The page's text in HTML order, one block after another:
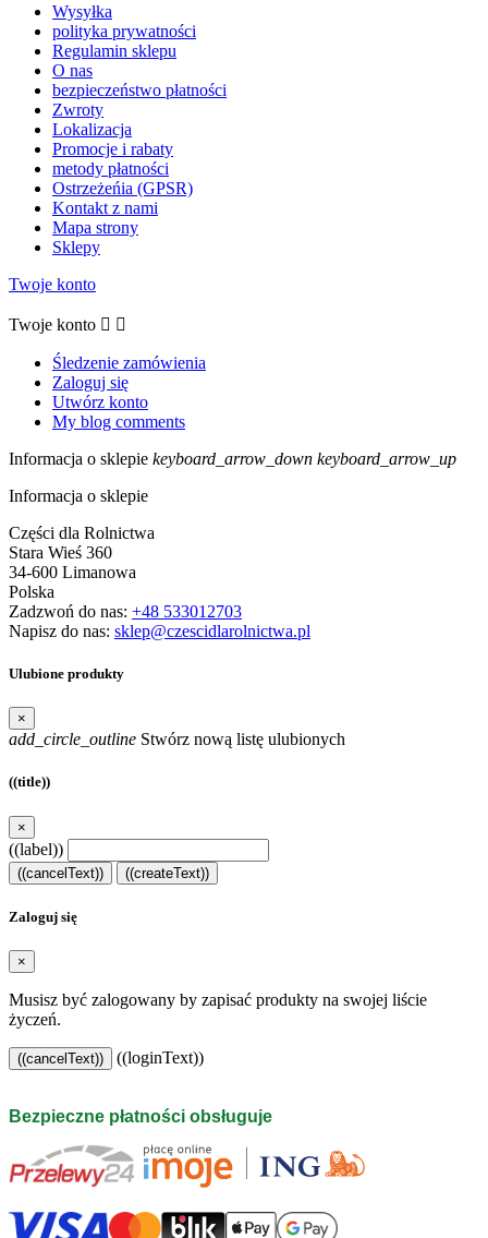
Wysyłka
polityka prywatności
Regulamin sklepu
O nas
bezpieczeństwo płatności
Zwroty
Lokalizacja
Promocje i rabaty
metody płatności
Ostrzeżeńia (GPSR)
Kontakt z nami
Mapa strony
Sklepy
Twoje konto
Twoje konto  
Śledzenie zamówienia
Zaloguj się
Utwórz konto
My blog comments
Informacja o sklepie keyboard_arrow_down keyboard_arrow_up
Informacja o sklepie
Części dla Rolnictwa
Stara Wieś 360
34-600 Limanowa
Polska
Zadzwoń do nas: +48 533012703
Napisz do nas: sklep@czescidlarolnictwa.pl
Ulubione produkty
×
add_circle_outline Stwórz nową listę ulubionych
((title))
×
((label))
((cancelText)) ((createText))
Zaloguj się
×
Musisz być zalogowany by zapisać produkty na swojej liście
życzeń.
((cancelText)) ((loginText))
Bezpieczne płatności obsługuje